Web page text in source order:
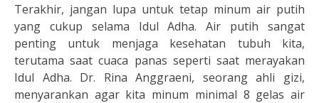
Terakhir, jangan lupa untuk tetap minum air putih
yang cukup selama Idul Adha. Air putih sangat
penting untuk menjaga kesehatan tubuh kita,
terutama saat cuaca panas seperti saat merayakan
Idul Adha. Dr. Rina Anggraeni, seorang ahli gizi,
menyarankan agar kita minum minimal 8 gelas air